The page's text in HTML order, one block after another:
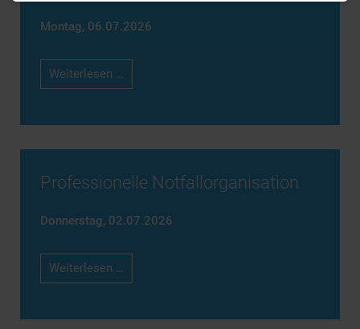
Montag, 06.07.2026
Weiterlesen …
Professionelle Notfallorganisation
Donnerstag, 02.07.2026
Weiterlesen …
Notfallorganisation